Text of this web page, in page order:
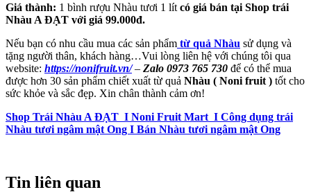
Giá thành: 1 bình rượu Nhàu tươi 1 lít có giá bán tại Shop trái
Nhàu A ĐẠT với giá 99.000đ.
Nếu bạn có nhu cầu mua các sản phẩm từ quả Nhàu sử dụng và
tặng người thân, khách hàng…Vui lòng liên hệ với chúng tôi qua
website: https://nonifruit.vn/– Zalo 0973 765 730 để có thể mua
được hơn 30 sản phẩm chiết xuất từ quả Nhàu ( Noni fruit ) tốt cho
sức khỏe và sắc đẹp. Xin chân thành cảm ơn!
Shop Trái Nhàu A ĐẠT I Noni Fruit Mart I Công dụng trái
Nhàu tươi ngâm mật Ong I Bán Nhàu tươi ngâm mật Ong
Tin liên quan